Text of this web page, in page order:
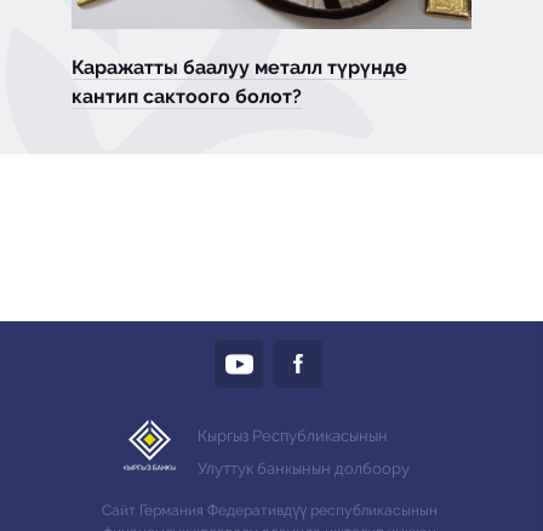
Каражатты баалуу металл түрүндө
кантип сактоого болот?
Кыргыз Республикасынын
Улуттук банкынын долбоору
Сайт Германия Федеративдүү республикасынын